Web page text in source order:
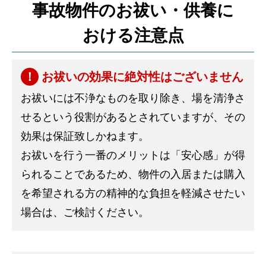
事故物件のお祓い・供養に
おける注意点
お祓いの効果に絶対性はございません
お祓いには不浄なものを取り除き、場を清浄さ
せるという役割があるとされていますが、その
効果は保証致しかねます。
お祓いを行う一番のメリットは「安心感」が得
られることであるため、物件の入居または購入
を希望される方の精神的な負担を軽減させたい
場合は、ご検討ください。